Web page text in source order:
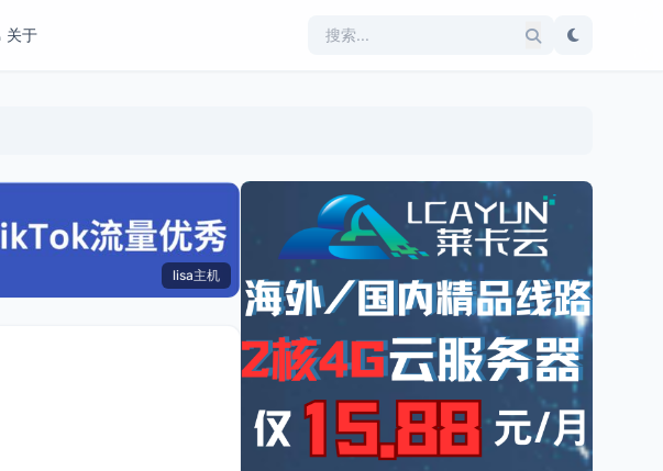
关于
lisa主机